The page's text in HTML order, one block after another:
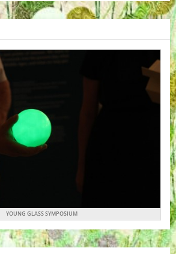
YOUNG GLASS SYMPOSIUM